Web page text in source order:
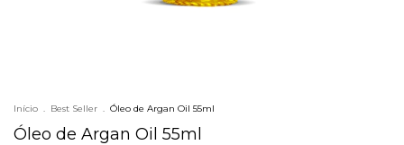
Início . Best Seller . Óleo de Argan Oil 55ml
Óleo de Argan Oil 55ml